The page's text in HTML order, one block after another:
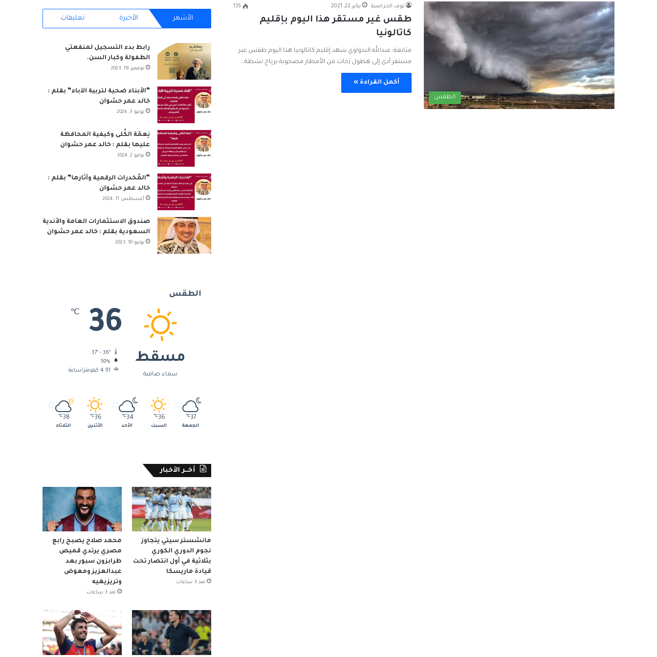
الطقس
نوف الحراصية يناير 22, 2021 135
طقس غير مستقر هذا اليوم بإقليم
كاتالونيا
متابعة: عبدالله البدواوي شهد إقليم كاتالونيا هذا اليوم طقس غير
مستقر أدى إلى هطول زخات من الأمطار مصحوبة برياح نشطة…
أكمل القراءة »
س
و
ك
ن
د
إ
ن
o
T
u
b
e
س
ق
ا
ت
ا
خ
م
الأشهر الأخيرة تعليقات
رابط بدء التسجيل لمنفعتي
الطفولة وكبار السن.
نوفمبر 18, 2023
“الأبناء ضحية لتربية الآباء” بقلم :
خالد عمر حشوان
يونيو 3, 2024
نِعمَة الكُلى وكيفية المحافظة
عليها بقلم : خالد عمر حشوان
يوليو 2, 2024
“المُخدرات الرقمية وآثارها” بقلم :
خالد عمر حشوان
أغسطس 11, 2024
صندوق الاستثمارات العامة والأندية
السعودية بقلم : خالد عمر حشوان
يونيو 10, 2023
الطقس
مسقط
سماء صافية
36
℃
50%
4.91 كيلومتر/ساعة
37
℃
الجمعة
36
℃
السبت
34
℃
الأحد
36
℃
الأثنين
38
℃
الثلاثاء
أخــر الأخبار
مانشستر سيتي يتجاوز
نجوم الدوري الكوري
بثلاثية في أول انتصار تحت
قيادة ماريسكا
منذ 3 ساعات
محمد صلاح يصبح رابع
مصري يرتدي قميص
طرابزون سبور بعد
عبدالعزيز ومعوض
وتريزيغيه
منذ 3 ساعات